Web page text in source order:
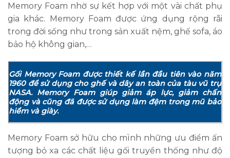
Memory Foam nhờ sự kết hợp với một vài chất phụ
gia khác. Memory Foam được ứng dụng rộng rãi
trong đời sống như trong sản xuất nệm, ghế sofa, áo
bảo hộ không gian,…
Gối Memory Foam được thiết kế lần đầu tiên vào năm
1960 để sử dụng cho ghế và dây an toàn của tàu vũ trụ
NASA. Memory Foam giúp giảm áp lực, giảm chấn
động và cũng đã được sử dụng làm đệm trong mũ bảo
hiểm và giày.
Memory Foam sở hữu cho mình những ưu điểm ấn
tượng bỏ xa các chất liệu gối truyền thống như độ